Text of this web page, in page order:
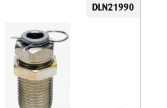
DLN21990